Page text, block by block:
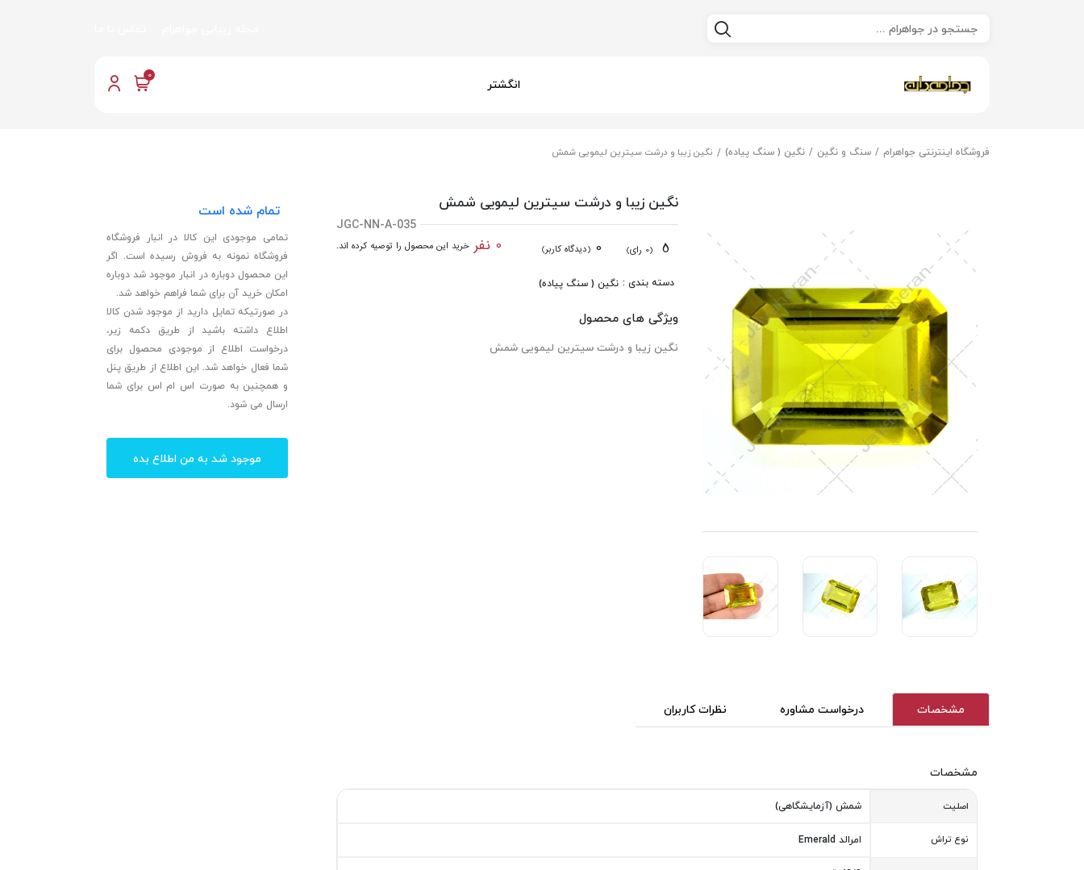
انگشتر 0
فروشگاه اینترنتی جواهرام سنگ و نگین نگین ( سنگ پیاده) نگین زیبا و درشت سیترین لیمویی شمش
نگین زیبا و درشت سیترین لیمویی شمش
JGC-NN-A-035
(0 رای) 0 (دیدگاه کاربر) 0 نفر خرید این محصول را توصیه کرده اند.
دسته بندی : نگین ( سنگ پیاده)
ویژگی های محصول
نگین زیبا و درشت سیترین لیمویی شمش
مشخصات درخواست مشاوره نظرات کاربران
مشخصات
اصلیت شمش (آزمایشگاهی)
نوع تراش امرالد Emerald
تمام شده است
تمامی موجودی این کالا در انبار فروشگاه
فروشگاه نمونه به فروش رسیده است. اگر
این محصول دوباره در انبار موجود شد دوباره
امکان خرید آن برای شما فراهم خواهد شد.
در صورتیکه تمایل دارید از موجود شدن کالا
اطلاع داشته باشید از طریق دکمه زیر،
درخواست اطلاع از موجودی محصول برای
شما فعال خواهد شد. این اطلاع از طریق پنل
و همچنین به صورت اس ام اس برای شما
ارسال می شود.
موجود شد به من اطلاع بده